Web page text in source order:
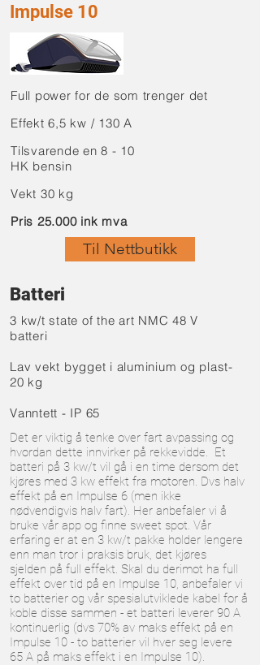
Impulse 10
Full power for de som trenger det
Effekt 6,5 kw / 130 A
Tilsvarende en 8 - 10
HK bensin
Vekt 30 kg
Pris 25.000 ink mva
Til Nettbutikk
Batteri
3 kw/t state of the art NMC 48 V
batteri
Lav vekt bygget i aluminium og plast-
20 kg
Vanntett - IP 65
Det er viktig å tenke over fart avpassing og
hvordan dette innvirker på rekkevidde. Et
batteri på 3 kw/t vil gå i en time dersom det
kjøres med 3 kw effekt fra motoren. Dvs halv
effekt på en Impulse 6 (men ikke
nødvendigvis halv fart). Her anbefaler vi å
bruke vår app og finne sweet spot. Vår
erfaring er at en 3 kw/t pakke holder lengere
enn man tror i praksis bruk, det kjøres
sjelden på full effekt. Skal du derimot ha full
effekt over tid på en Impulse 10, anbefaler vi
to batterier og vår spesialutviklede kabel for å
koble disse sammen - et batteri leverer 90 A
kontinuerlig (dvs 70% av maks effekt på en
Impulse 10 - to batterier vil hver seg levere
65 A på maks effekt i en Impulse 10).